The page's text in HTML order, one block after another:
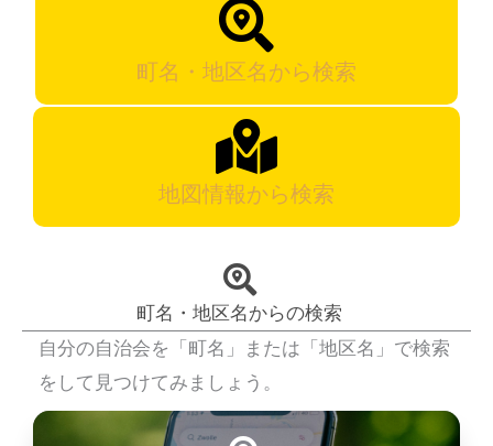
町名・地区名から検索
地図情報から検索
町名・地区名からの検索
自分の自治会を「町名」または「地区名」で検索
をして見つけてみましょう。